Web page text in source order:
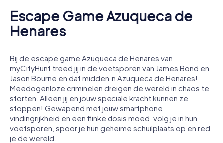
Escape Game Azuqueca de
Henares
Bij de escape game Azuqueca de Henares van
myCityHunt treed jij in de voetsporen van James Bond en
Jason Bourne en dat midden in Azuqueca de Henares!
Meedogenloze criminelen dreigen de wereld in chaos te
storten. Alleen jij en jouw speciale kracht kunnen ze
stoppen! Gewapend met jouw smartphone,
vindingrijkheid en een flinke dosis moed, volg je in hun
voetsporen, spoor je hun geheime schuilplaats op en red
je de wereld.